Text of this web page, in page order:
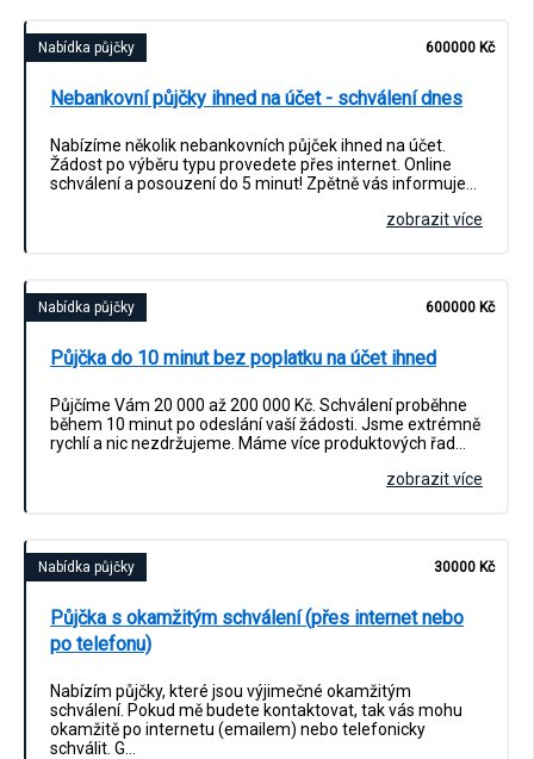
Nabídka půjčky 600000 Kč
Nebankovní půjčky ihned na účet - schválení dnes
Nabízíme několik nebankovních půjček ihned na účet.
Žádost po výběru typu provedete přes internet. Online
schválení a posouzení do 5 minut! Zpětně vás informuje…
zobrazit více
Nabídka půjčky 600000 Kč
Půjčka do 10 minut bez poplatku na účet ihned
Půjčíme Vám 20 000 až 200 000 Kč. Schválení proběhne
během 10 minut po odeslání vaší žádosti. Jsme extrémně
rychlí a nic nezdržujeme. Máme více produktových řad…
zobrazit více
Nabídka půjčky 30000 Kč
Půjčka s okamžitým schválení (přes internet nebo
po telefonu)
Nabízím půjčky, které jsou výjimečné okamžitým
schválení. Pokud mě budete kontaktovat, tak vás mohu
okamžitě po internetu (emailem) nebo telefonicky
schválit. G…